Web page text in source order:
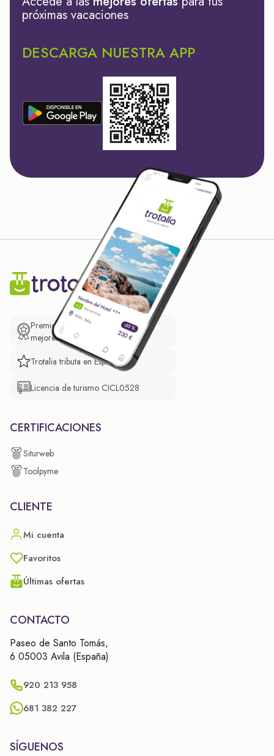
próximas vacaciones
DESCARGA NUESTRA APP
Premio de El Confidencial a las
mejores prácticas empresariales.
Trotalia tributa en España
Licencia de turismo CICL0528
CERTIFICACIONES
Siturweb
Toolpyme
CLIENTE
Mi cuenta
Favoritos
Últimas ofertas
CONTACTO
Paseo de Santo Tomás,
6 05003 Avila (España)
920 213 958
681 382 227
SÍGUENOS